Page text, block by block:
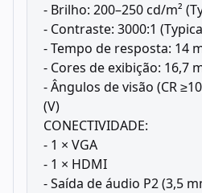
- Brilho: 200–250 cd/m²
- Contraste: 3000:1
- Tempo de resposta: 14
- Cores de exibição: 16,7
- Ângulos de visão (CR
(V)
CONECTIVIDADE:
- 1 × VGA
- 1 × HDMI
- Saída de áudio P2 (3,5